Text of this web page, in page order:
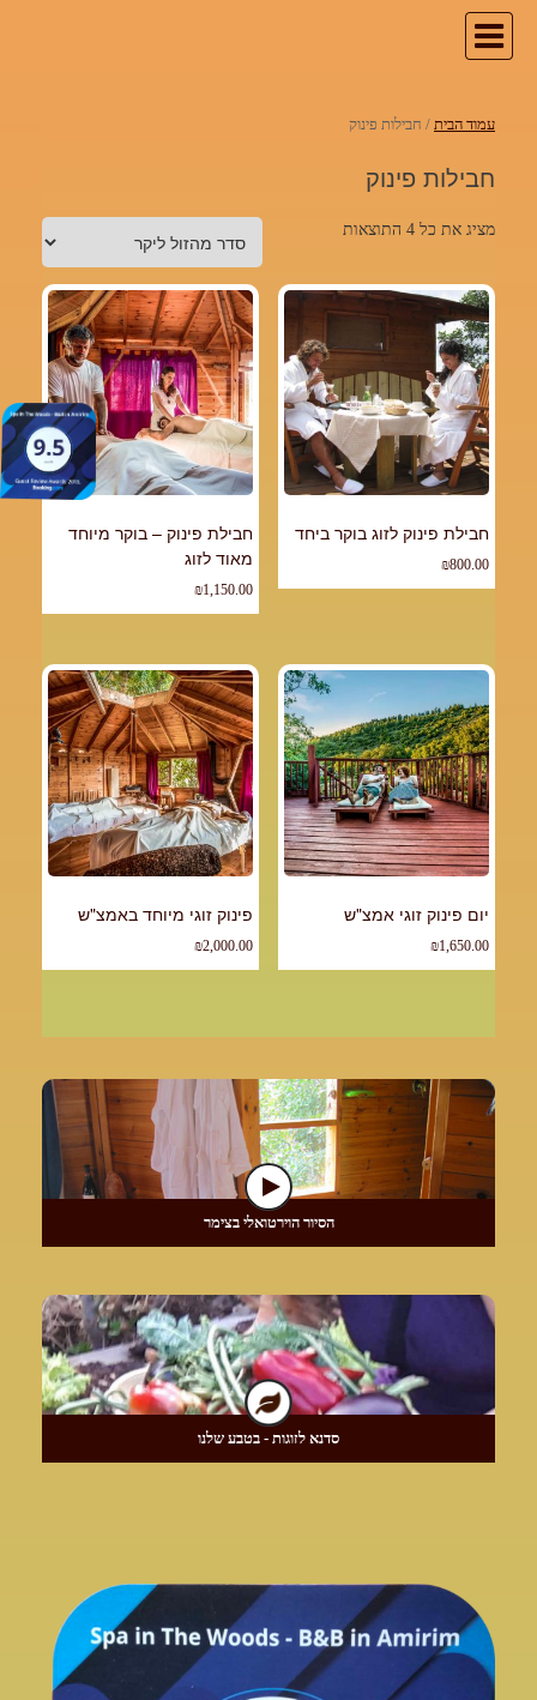
עמוד הבית/ חבילות פינוק
חבילות פינוק
מציג את כל 4 התוצאות
חבילת פינוק לזוג בוקר ביחד
₪800.00
חבילת פינוק – בוקר מיוחד
מאוד לזוג
₪1,150.00
יום פינוק זוגי אמצ"ש
₪ 1,650.00
פינוק זוגי מיוחד באמצ"ש
₪2,000.00
הסיור הוירטואלי בצימר
סדנא לזוגות - בטבע שלנו